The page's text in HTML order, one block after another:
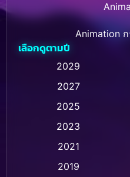
Animation
Animation
Animation
Animation แ
Animation แ
เลือกดูตามปี
2029
2027
2025
2023
2021
2019